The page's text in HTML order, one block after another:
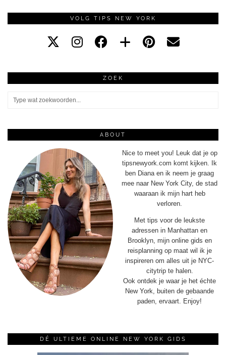
VOLG TIPS NEW YORK
ZOEK
ABOUT
Nice to meet you! Leuk dat je op
tipsnewyork.com komt kijken. Ik
ben Diana en ik neem je graag
mee naar New York City, de stad
waaraan ik mijn hart heb
verloren.
Met tips voor de leukste
adressen in Manhattan en
Brooklyn, mijn online gids en
reisplanning op maat wil ik je
inspireren om alles uit je NYC-
citytrip te halen.
Ook ontdek je waar je het échte
New York, buiten de gebaande
paden, ervaart. Enjoy!
DÉ ULTIEME ONLINE NEW YORK GIDS